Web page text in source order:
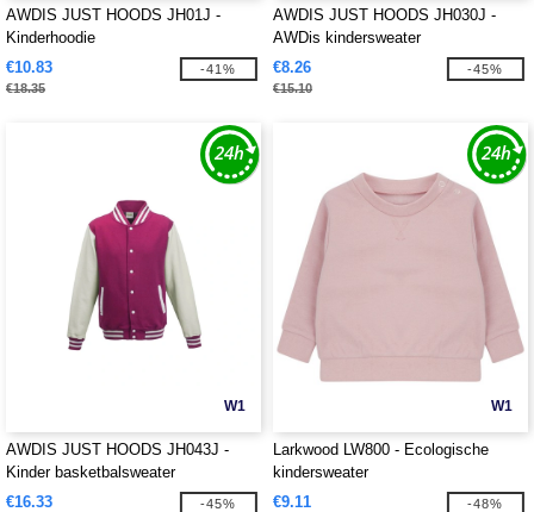
AWDIS JUST HOODS JH01J -
Kinderhoodie
€10.83
€18.35
-41%
AWDIS JUST HOODS JH030J -
AWDis kindersweater
€8.26
€15.10
-45%
W1
AWDIS JUST HOODS JH043J -
Kinder basketbalsweater
€16.33
-45%
W1
Larkwood LW800 - Ecologische
kindersweater
€9.11
-48%